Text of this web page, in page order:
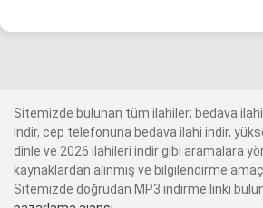
Sitemizde bulunan tüm ilahiler; bedava
indir, cep telefonuna bedava ilahi indir,
dinle ve 2026 ilahileri indir gibi aramalara
kaynaklardan alınmış ve bilgilendirme
Sitemizde doğrudan MP3 indirme linki